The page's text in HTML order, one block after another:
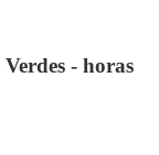
- horas